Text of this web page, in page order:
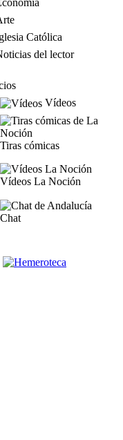
Católica
del lector
Vídeos
Tiras cómicas
Vídeos La Noción
Chat